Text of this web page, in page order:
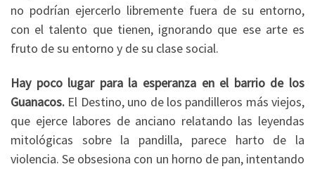
no podrían ejercerlo libremente fuera de su entorno,
con el talento que tienen, ignorando que ese arte es
fruto de su entorno y de su clase social.
Hay poco lugar para la esperanza en el barrio de los
Guanacos. El Destino, uno de los pandilleros más viejos,
que ejerce labores de anciano relatando las leyendas
mitológicas sobre la pandilla, parece harto de la
violencia. Se obsesiona con un horno de pan, intentando